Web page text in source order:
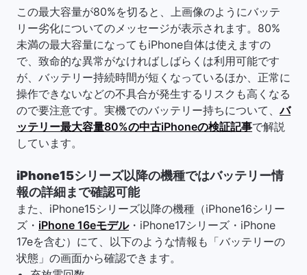
この最大容量が80%を切ると、上画像のようにバッテ
リー劣化についてのメッセージが表示されます。80%
未満の最大容量になってもiPhone自体は使えますの
で、致命的な異常がなければしばらくは利用可能です
が、バッテリー持続時間が短くなっているほか、正常に
操作できないなどの不具合が発生するリスクも高くなる
ので要注意です。実機でのバッテリー持ちについて、バ
ッテリー最大容量80%の中古iPhoneの検証記事で解説
しています。
iPhone15シリーズ以降の機種ではバッテリー情
報の詳細まで確認可能
また、iPhone15シリーズ以降の機種（iPhone16シリー
ズ・ iPhone 16eモデル・iPhone17シリーズ・iPhone
17eを含む）にて、以下のような情報も「バッテリーの
状態」の画面から確認できます。